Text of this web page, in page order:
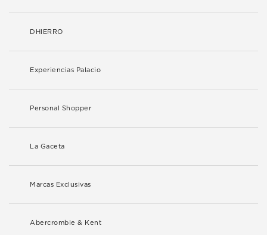
DHIERRO
Experiencias Palacio
Personal Shopper
La Gaceta
Marcas Exclusivas
Abercrombie & Kent